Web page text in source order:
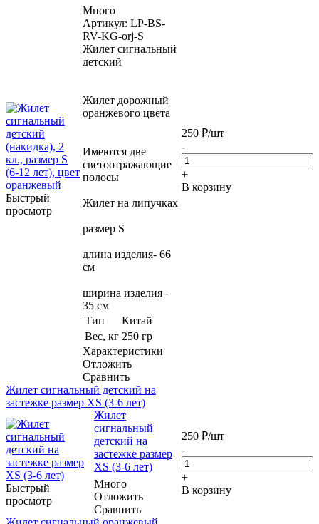
Быстрый
просмотр
Много
Артикул: LP-BS-
RV-KG-orj-S
Жилет сигнальный
детский
Жилет дорожный
оранжевого цвета
Имеются две
светоотражающие
полосы
Жилет на липучках
размер S
длина изделия- 66
см
ширина изделия -
35 см
Тип
Китай
Вес, кг 250 гр
Характеристики
Отложить
Сравнить
250 ₽/шт
-
+
В корзину
Жилет сигнальный детский на
застежке размер XS (3-6 лет)
Быстрый
просмотр
Жилет
сигнальный
детский на
застежке размер
XS (3-6 лет)
Много
Отложить
Сравнить
250 ₽/шт
-
+
В корзину